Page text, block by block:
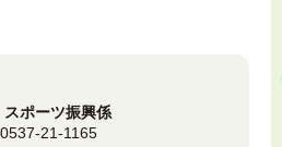
ポーツ振興係
0537-21-1165